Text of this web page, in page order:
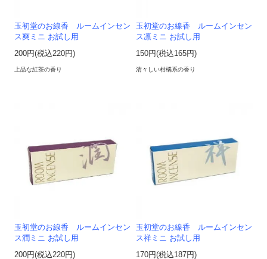
玉初堂のお線香 ルームインセン
ス爽ミニ お試し用
200円(税込220円)
上品な紅茶の香り
玉初堂のお線香 ルームインセン
ス凛ミニ お試し用
150円(税込165円)
清々しい柑橘系の香り
玉初堂のお線香 ルームインセン
ス潤ミニ お試し用
200円(税込220円)
玉初堂のお線香 ルームインセン
ス祥ミニ お試し用
170円(税込187円)